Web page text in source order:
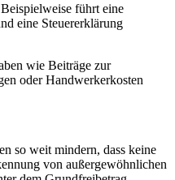
führt eine
eine Steuererklärung
wie Beiträge zur
oder Handwerkerkosten
so weit mindern, dass keine
von außergewöhnlichen